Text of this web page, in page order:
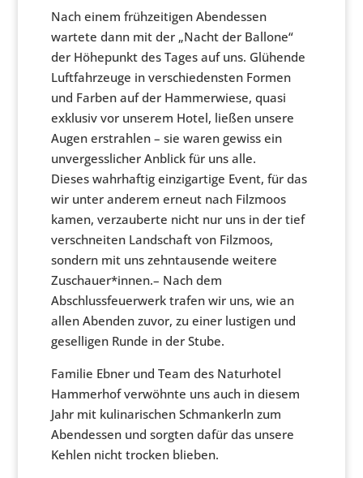
Nach einem frühzeitigen Abendessen
wartete dann mit der „Nacht der Ballone“
der Höhepunkt des Tages auf uns. Glühende
Luftfahrzeuge in verschiedensten Formen
und Farben auf der Hammerwiese, quasi
exklusiv vor unserem Hotel, ließen unsere
Augen erstrahlen – sie waren gewiss ein
unvergesslicher Anblick für uns alle.
Dieses wahrhaftig einzigartige Event, für das
wir unter anderem erneut nach Filzmoos
kamen, verzauberte nicht nur uns in der tief
verschneiten Landschaft von Filzmoos,
sondern mit uns zehntausende weitere
Zuschauer*innen.– Nach dem
Abschlussfeuerwerk trafen wir uns, wie an
allen Abenden zuvor, zu einer lustigen und
geselligen Runde in der Stube.
Familie Ebner und Team des Naturhotel
Hammerhof verwöhnte uns auch in diesem
Jahr mit kulinarischen Schmankerln zum
Abendessen und sorgten dafür das unsere
Kehlen nicht trocken blieben.